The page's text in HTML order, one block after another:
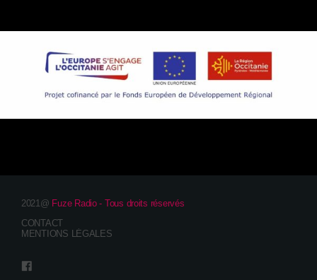
2021@ Fuze Radio - Tous droits réservés
CONTACT
MENTIONS LÉGALES